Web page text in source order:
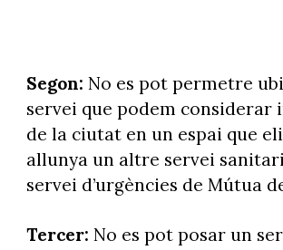
Segon: No es pot permetre
servei que podem considerar
de la ciutat en un espai que
allunya un altre servei
servei d’urgències de Mútua
Tercer: No es pot posar un